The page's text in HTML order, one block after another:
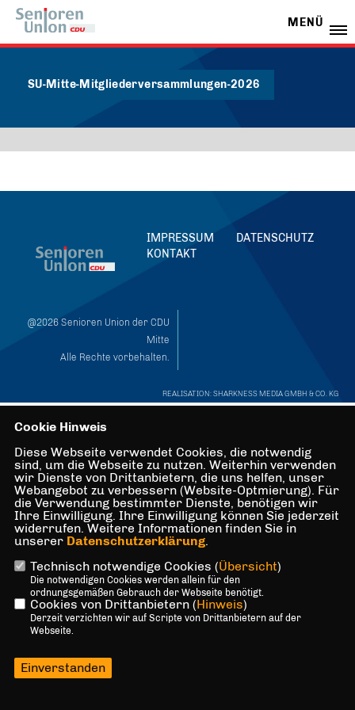
MENÜ
SU-Mitte-Mitgliederversammlungen-2026
IMPRESSUM
DATENSCHUTZ
KONTAKT
@2026 Senioren Union der CDU
Mitte
Alle Rechte vorbehalten.
REALISATION: SHARKNESS MEDIA GMBH & CO. KG
Cookie Hinweis
Diese Webseite verwendet Cookies, die notwendig
sind, um die Webseite zu nutzen. Weiterhin verwenden
wir Dienste von Drittanbietern, die uns helfen, unser
Webangebot zu verbessern (Website-Optmierung). Für
die Verwendung bestimmter Dienste, benötigen wir
Ihre Einwilligung. Ihre Einwilligung können Sie jederzeit
widerrufen. Weitere Informationen finden Sie in
unserer Datenschutzerklärung.
Technisch notwendige Cookies (Übersicht)
Die notwendigen Cookies werden allein für den
ordnungsgemäßen Gebrauch der Webseite benötigt.
Cookies von Drittanbietern (Hinweis)
Derzeit verzichten wir auf Scripte von Drittanbietern auf der
Webseite.
Einverstanden